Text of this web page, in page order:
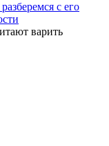
с его
варить